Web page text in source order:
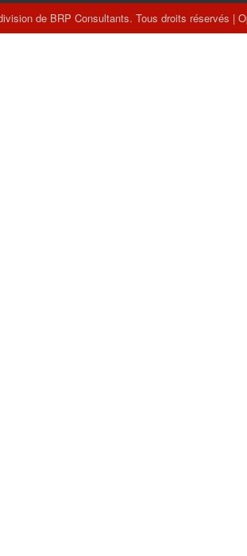
de BRP Consultants. Tous droits réservés |